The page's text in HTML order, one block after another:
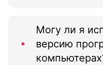
Могу ли я
версию